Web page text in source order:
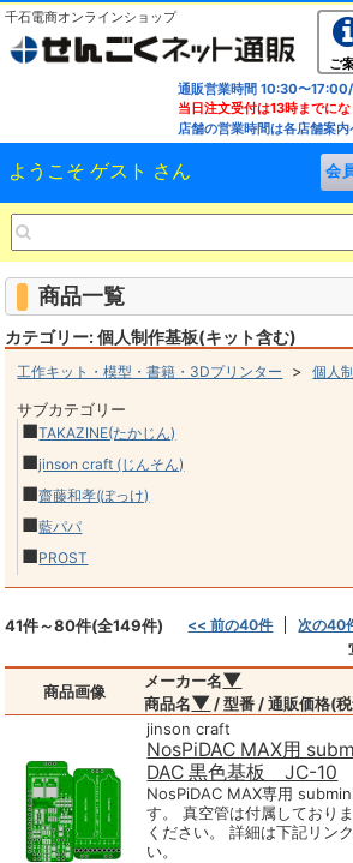
千石電商オンラインショップ
ご
通販営業時間 10:30〜17:00/
当日注文受付は13時までに
店舗の営業時間は各店舗案
ようこそ ゲスト さん
商品一覧
カテゴリー: 個人制作基板(キット含む)
工作キット・模型・書籍・3Dプリンター >個人
サブカテゴリー
■TAKAZINE(たかじん)
■jinson craft (じんそん)
■齋藤和孝(ぽっけ)
■藍パパ
■PROST
41件～80件(全149件) << 前の40件 次の40
商品画像
メーカー名▼
商品名▼ / 型番 / 通販価格(
jinson craft
NosPiDAC MAX用
DAC 黒色基板 JC-10
NosPiDAC MAX専用
す。 真空管は付属しており
ください。 詳細は下記リン
い。